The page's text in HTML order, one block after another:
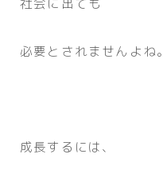
必要とされませんよね。
成長するには、